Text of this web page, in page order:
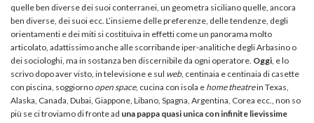
quelle ben diverse dei suoi conterranei, un geometra siciliano quelle, ancora
ben diverse, dei suoi ecc. L’insieme delle preferenze, delle tendenze, degli
orientamenti e dei miti si costituiva in effetti come un panorama molto
articolato, adattissimo anche alle scorribande iper-analitiche degli Arbasino o
dei sociologhi, ma in sostanza ben discernibile da ogni operatore. Oggi , e lo
scrivo dopo aver visto, in televisione e sul web, centinaia e centinaia di casette
con piscina, soggiorno open space, cucina con isola e home theatrein Texas,
Alaska, Canada, Dubai, Giappone, Libano, Spagna, Argentina, Corea ecc., non so
più se ci troviamo di fronte ad una pappa quasi unica con infinite lievissime